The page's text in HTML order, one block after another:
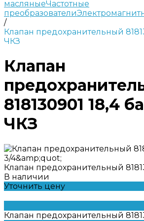
масляныеЧастотные
преобразователи
/
Клапан предохранительный
ЧКЗ
Клапан
818130901 18,4
ЧКЗ
Клапан предохранительный
В наличии
Уточнить цену
Клапан предохранительный